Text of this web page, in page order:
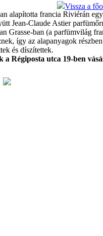
Vissza a
alapította francia Riviérán
Jean-Claude Astier
Grasse-ban (a parfümvilág
így az alapanyagok
és díszítettek.
Régiposta utca 19-ben